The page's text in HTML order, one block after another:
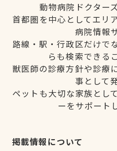
動物病院ドクター
首都圏を中心としてエリ
病院情報
路線・駅・行政区だけで
らも検索できる
獣医師の診療方針や診療
事として
ペットも大切な家族とし
ーをサポート
掲載情報について